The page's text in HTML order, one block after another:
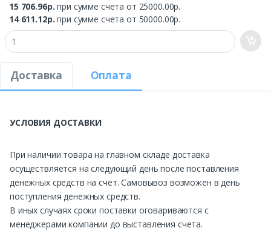
15 706.96р.при сумме счета от 25000.00р.
14 611.12р.при сумме счета от 50000.00р.
Доставка Оплата
УСЛОВИЯ ДОСТАВКИ
При наличии товара на главном складе доставка
осуществляется на следующий день после поставления
денежных средств на счет. Самовывоз возможен в день
поступления денежных средств.
В иных случаях сроки поставки оговариваются с
менеджерами компании до выставления счета.